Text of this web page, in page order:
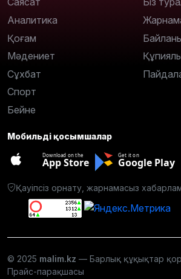
Аналитика
Қоғам
Мәдениет
Сұхбат
Спорт
Бейне
Мобильді қосымшалар
Download on the
App Store
Get it on
Google Play
Қауіпсіз орнату, жарнамасыз
© 2025 malim.kz — Барлық құқықтар
Прайс-парақшасы